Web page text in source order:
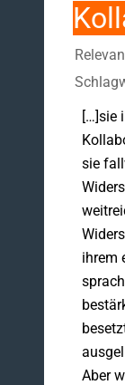
[…]sie
sie
ihrem
Aber